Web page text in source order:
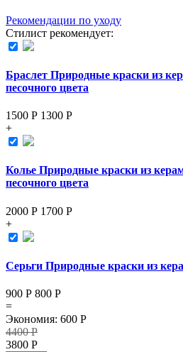
Рекомендации по уходу
Стилист рекомендует:
Браслет Природные краски из
песочного цвета
1500 Р 1300 Р
+
Колье Природные краски из
песочного цвета
2000 Р 1700 Р
+
Серьги Природные краски из
900 Р 800 Р
=
Экономия: 600 Р
4400Р
3800 Р